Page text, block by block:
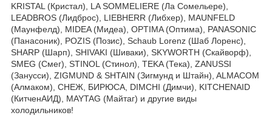
KRISTAL (Кристал), LA SOMMELIERE (Ла Сомельере),
LEADBROS (Лидброс), LIEBHERR (Либхер), MAUNFELD
(Маунфелд), MIDEA (Мидеа), OPTIMA (Оптима), PANASONIC
(Панасоник), POZIS (Позис), Schaub Lorenz (Шаб Лоренс),
SHARP (Шарп), SHIVAKI (Шиваки), SKYWORTH (Скайворф),
SMEG (Смег), STINOL (Стинол), TEKA (Тека), ZANUSSI
(Занусси), ZIGMUND & SHTAIN (Зигмунд и Штайн), ALMACOM
(Алмаком), СНЕЖ, БИРЮСА, DIMCHI (Димчи), KITCHENAID
(КитченАИД), MAYTAG (Майтаг) и другие виды
холодильников!